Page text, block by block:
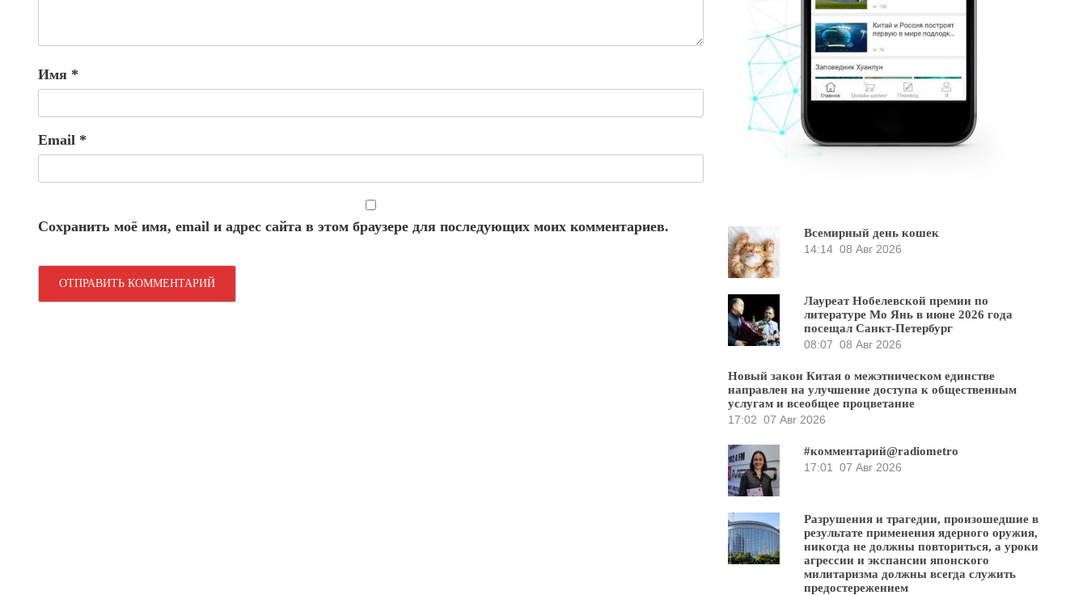
Имя *
Email *
Сохранить моё имя, email и адрес сайта в этом браузере для последующих моих комментариев.
Всемирный день кошек
14:14 08 Авг 2026
Лауреат Нобелевской премии по
литературе Мо Янь в июне 2026 года
посещал Санкт-Петербург
08:07 08 Авг 2026
Новый закон Китая о межэтническом единстве
направлен на улучшение доступа к общественным
услугам и всеобщее процветание
17:02 07 Авг 2026
#комментарий@radiometro
17:01
07 Авг 2026
Разрушения и трагедии, произошедшие в
результате применения ядерного оружия,
никогда не должны повториться, а уроки
агрессии и экспансии японского
милитаризма должны всегда служить
предостережением